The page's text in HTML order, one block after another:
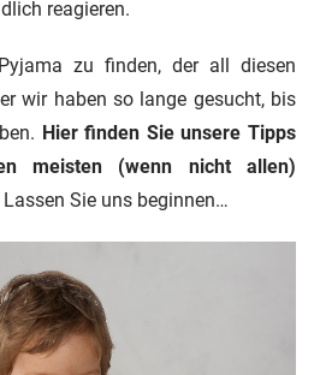
reagieren.
zu finden, der all diesen
wir haben so lange gesucht, bis
Hier finden Sie unsere Tipps
meisten (wenn nicht allen)
Lassen Sie uns beginnen…